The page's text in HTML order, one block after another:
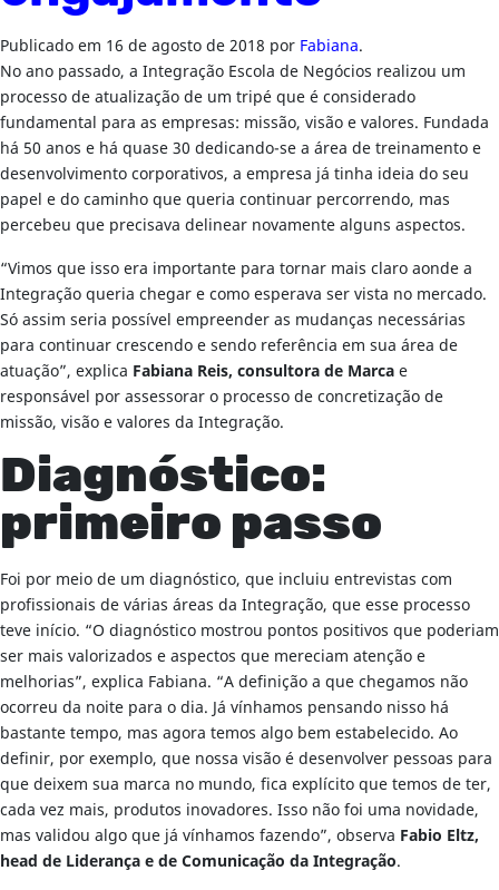
Publicado em 16 de agosto de 2018 por Fabiana.
No ano passado, a Integração Escola de Negócios realizou um
processo de atualização de um tripé que é considerado
fundamental para as empresas: missão, visão e valores. Fundada
há 50 anos e há quase 30 dedicando-se a área de treinamento e
desenvolvimento corporativos, a empresa já tinha ideia do seu
papel e do caminho que queria continuar percorrendo, mas
percebeu que precisava delinear novamente alguns aspectos.
“Vimos que isso era importante para tornar mais claro aonde a
Integração queria chegar e como esperava ser vista no mercado.
Só assim seria possível empreender as mudanças necessárias
para continuar crescendo e sendo referência em sua área de
atuação”, explica Fabiana Reis, consultora de Marcae
responsável por assessorar o processo de concretização de
missão, visão e valores da Integração.
Diagnóstico:
primeiro passo
Foi por meio de um diagnóstico, que incluiu entrevistas com
profissionais de várias áreas da Integração, que esse processo
teve início. “O diagnóstico mostrou pontos positivos que poderiam
ser mais valorizados e aspectos que mereciam atenção e
melhorias”, explica Fabiana. “A definição a que chegamos não
ocorreu da noite para o dia. Já vínhamos pensando nisso há
bastante tempo, mas agora temos algo bem estabelecido. Ao
definir, por exemplo, que nossa visão é desenvolver pessoas para
que deixem sua marca no mundo, fica explícito que temos de ter,
cada vez mais, produtos inovadores. Isso não foi uma novidade,
mas validou algo que já vínhamos fazendo”, observa Fabio Eltz,
head de Liderança e de Comunicação da Integração.